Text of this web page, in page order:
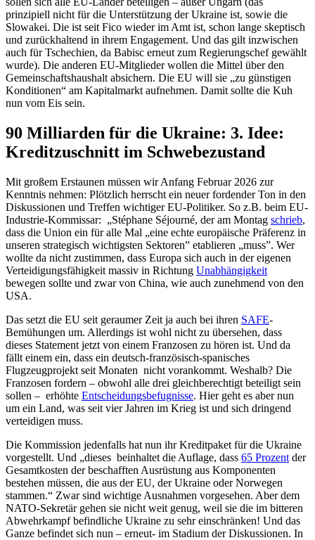
prinzipiell nicht für die Unterstützung der Ukraine ist, sowie die
Slowakei. Die ist seit Fico wieder im Amt ist, schon lange skeptisch
und zurückhaltend in ihrem Engagement. Und das gilt inzwischen
auch für Tschechien, da Babisc erneut zum Regierungschef gewählt
wurde). Die anderen EU-Mitglieder wollen die Mittel über den
Gemeinschaftshaushalt absichern. Die EU will sie „zu günstigen
Konditionen“ am Kapitalmarkt aufnehmen. Damit sollte die Kuh
nun vom Eis sein.
90 Milliarden für die Ukraine: 3. Idee:
Kreditzuschnitt im Schwebezustand
Mit großem Erstaunen müssen wir Anfang Februar 2026 zur
Kenntnis nehmen: Plötzlich herrscht ein neuer fordender Ton in den
Diskussionen und Treffen wichtiger EU-Politiker. So z.B. beim EU-
Industrie-Kommissar: „Stéphane Séjourné, der am Montag schrieb,
dass die Union ein für alle Mal „eine echte europäische Präferenz in
unseren strategisch wichtigsten Sektoren” etablieren „muss”. Wer
wollte da nicht zustimmen, dass Europa sich auch in der eigenen
Verteidigungsfähigkeit massiv in Richtung Unabhängigkeit
bewegen sollte und zwar von China, wie auch zunehmend von den
USA.
Das setzt die EU seit geraumer Zeit ja auch bei ihren SAFE-
Bemühungen um. Allerdings ist wohl nicht zu übersehen, dass
dieses Statement jetzt von einem Franzosen zu hören ist. Und da
fällt einem ein, dass ein deutsch-französisch-spanisches
Flugzeugprojekt seit Monaten nicht vorankommt. Weshalb? Die
Franzosen fordern – obwohl alle drei gleichberechtigt beteiligt sein
sollen – erhöhte Entscheidungsbefugnisse. Hier geht es aber nun
um ein Land, was seit vier Jahren im Krieg ist und sich dringend
verteidigen muss.
Die Kommission jedenfalls hat nun ihr Kreditpaket für die Ukraine
vorgestellt. Und „dieses beinhaltet die Auflage, dass 65 Prozent der
Gesamtkosten der beschafften Ausrüstung aus Komponenten
bestehen müssen, die aus der EU, der Ukraine oder Norwegen
stammen.“ Zwar sind wichtige Ausnahmen vorgesehen. Aber dem
NATO-Sekretär gehen sie nicht weit genug, weil sie die im bitteren
Abwehrkampf befindliche Ukraine zu sehr einschränken! Und das
Ganze befindet sich nun – erneut- im Stadium der Diskussionen. In